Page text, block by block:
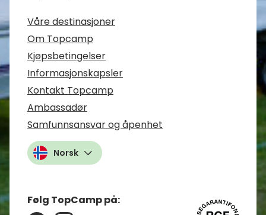
Våre destinasjoner
Om Topcamp
Kjøpsbetingelser
Informasjonskapsler
Kontakt Topcamp
Ambassadør
Samfunnsansvar og åpenhet
Norsk
Følg TopCamp på: